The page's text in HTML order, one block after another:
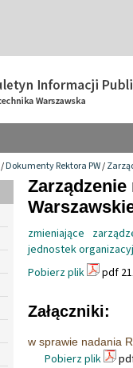
/Dokumenty Rektora PW/
zmieniające
jednostek
Pobierz plik
pdf
Załączniki:
w sprawie nadania
Pobierz plik